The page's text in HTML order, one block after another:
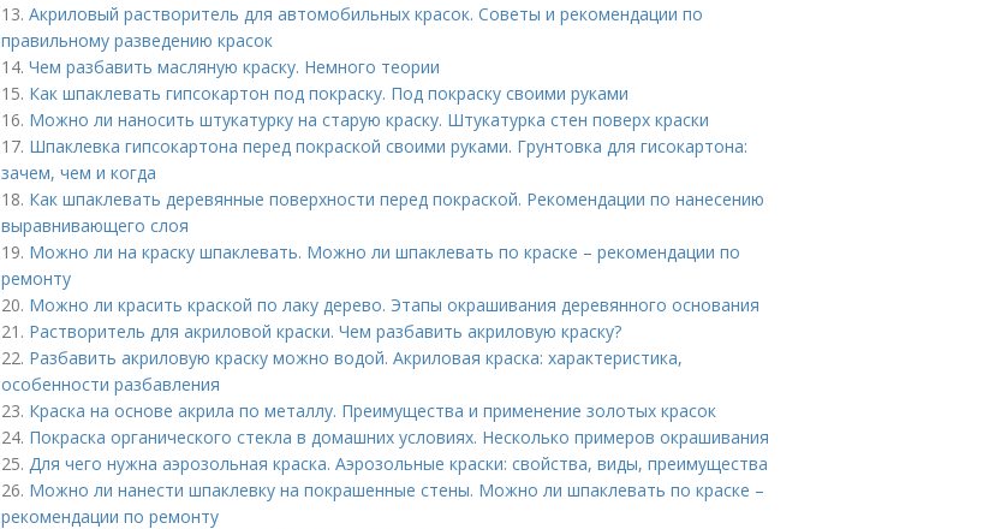
13. Акриловый растворитель для автомобильных красок. Советы и рекомендации по
правильному разведению красок
14. Чем разбавить масляную краску. Немного теории
15. Как шпаклевать гипсокартон под покраску. Под покраску своими руками
16. Можно ли наносить штукатурку на старую краску. Штукатурка стен поверх краски
17. Шпаклевка гипсокартона перед покраской своими руками. Грунтовка для гисокартона:
зачем, чем и когда
18. Как шпаклевать деревянные поверхности перед покраской. Рекомендации по нанесению
выравнивающего слоя
19. Можно ли на краску шпаклевать. Можно ли шпаклевать по краске – рекомендации по
ремонту
20. Можно ли красить краской по лаку дерево. Этапы окрашивания деревянного основания
21. Растворитель для акриловой краски. Чем разбавить акриловую краску?
22. Разбавить акриловую краску можно водой. Акриловая краска: характеристика,
особенности разбавления
23. Краска на основе акрила по металлу. Преимущества и применение золотых красок
24. Покраска органического стекла в домашних условиях. Несколько примеров окрашивания
25. Для чего нужна аэрозольная краска. Аэрозольные краски: свойства, виды, преимущества
26. Можно ли нанести шпаклевку на покрашенные стены. Можно ли шпаклевать по краске –
рекомендации по ремонту